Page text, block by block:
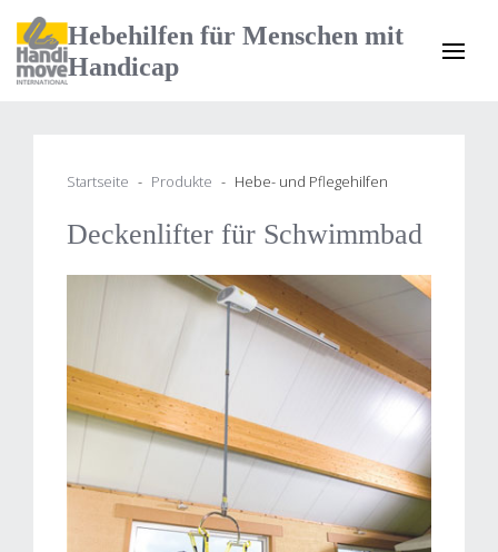
Hebehilfen für Menschen mit
Handicap
Startseite Produkte Hebe- und Pflegehilfen
Deckenlifter für Schwimmbad